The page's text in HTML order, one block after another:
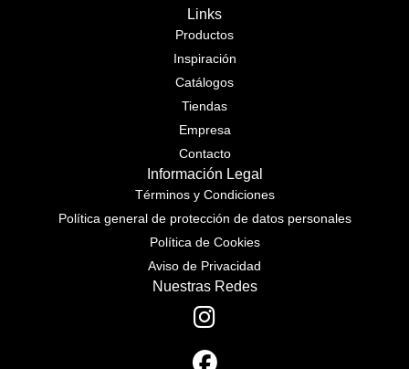
Links
Productos
Inspiración
Catálogos
Tiendas
Empresa
Contacto
Información Legal
Términos y Condiciones
Política general de protección de datos personales
Política de Cookies
Aviso de Privacidad
Nuestras Redes